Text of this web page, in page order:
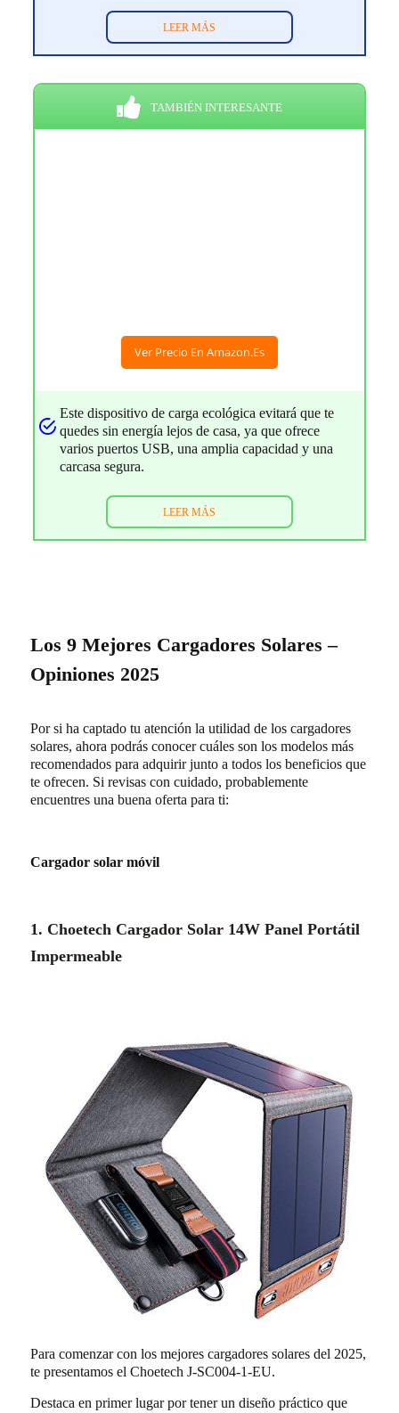
LEER MÁS
TAMBIÉN INTERESANTE
Ver Precio En Amazon.es
Este dispositivo de carga ecológica evitará que te
quedes sin energía lejos de casa, ya que ofrece
varios puertos USB, una amplia capacidad y una
carcasa segura.
LEER MÁS
Los 9 Mejores Cargadores Solares –
Opiniones 2025
Por si ha captado tu atención la utilidad de los cargadores
solares, ahora podrás conocer cuáles son los modelos más
recomendados para adquirir junto a todos los beneficios que
te ofrecen. Si revisas con cuidado, probablemente
encuentres una buena oferta para ti:
Cargador solar móvil
1. Choetech Cargador Solar 14W Panel Portátil
Impermeable
Para comenzar con los mejores cargadores solares del 2025,
te presentamos el Choetech J-SC004-1-EU.
Destaca en primer lugar por tener un diseño práctico que